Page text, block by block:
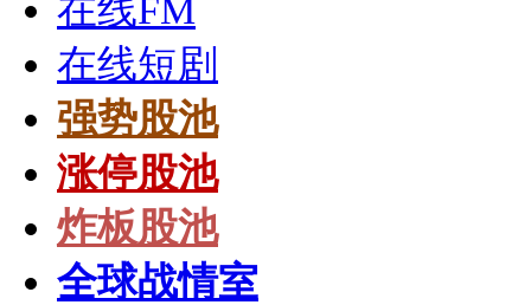
在线FM
在线短剧
强势股池
涨停股池
炸板股池
全球战情室